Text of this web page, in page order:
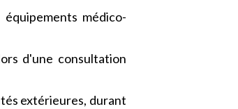
équipements médico-
d'une consultation
extérieures, durant